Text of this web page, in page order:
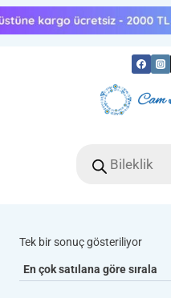
Skip
to
search
Tek bir sonuç gösteriliyor